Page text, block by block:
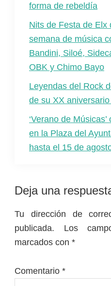
forma de rebeldía
Nits de Festa de Elx
semana de música
Bandini, Siloé,
OBK y Chimo Bayo
Leyendas del Rock
de su XX
‘Verano de
en la Plaza del
hasta el 15 de
Interacciones
los
lectores
Deja una
Tu dirección de
publicada.
Los
marcados con *
Comentario *